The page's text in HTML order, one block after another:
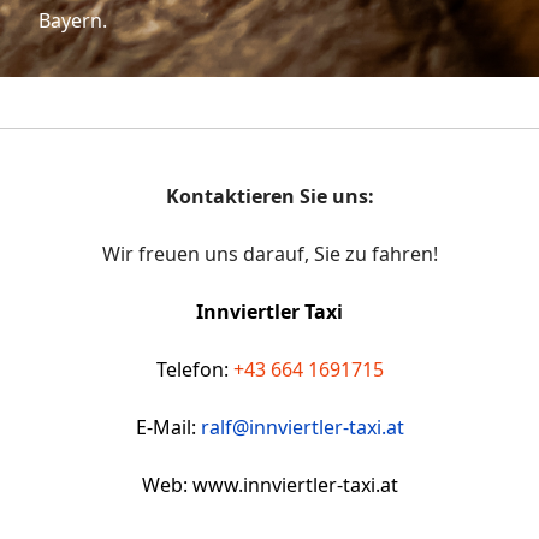
Bayern.
Kontaktieren Sie uns:
Wir freuen uns darauf, Sie zu fahren!
Innviertler Taxi
Telefon: +43 664 1691715
E-Mail: ralf@innviertler-taxi.at
Web: www.innviertler-taxi.at